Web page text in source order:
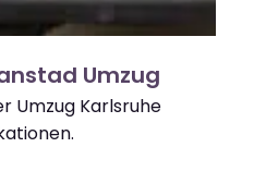
Umzug
Umzug Karlsruhe